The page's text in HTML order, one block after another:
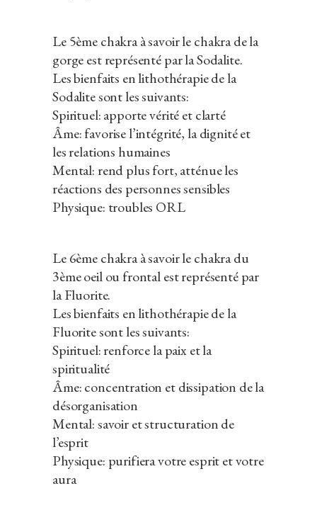
Le 5ème chakra à savoir le chakra de la
gorge est représenté par la Sodalite.
Les bienfaits en lithothérapie de la
Sodalite sont les suivants:
Spirituel: apporte vérité et clarté
Âme: favorise l’intégrité, la dignité et
les relations humaines
Mental: rend plus fort, atténue les
réactions des personnes sensibles
Physique: troubles ORL
Le 6ème chakra à savoir le chakra du
3ème oeil ou frontal est représenté par
la Fluorite.
Les bienfaits en lithothérapie de la
Fluorite sont les suivants:
Spirituel: renforce la paix et la
spiritualité
Âme: concentration et dissipation de la
désorganisation
Mental: savoir et structuration de
l’esprit
Physique: purifiera votre esprit et votre
aura